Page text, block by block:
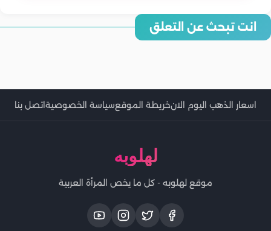
انت تبحث عن التعلق
ما هو التعلق العاطفي وهل هو صحي؟‏
اسعار الذهب اليوم الانخريطة الموقعسياسة الخصوصيةاتصل بنا
لهلوبه
موقع لهلوبه - كل ما يخص المرأة العربية